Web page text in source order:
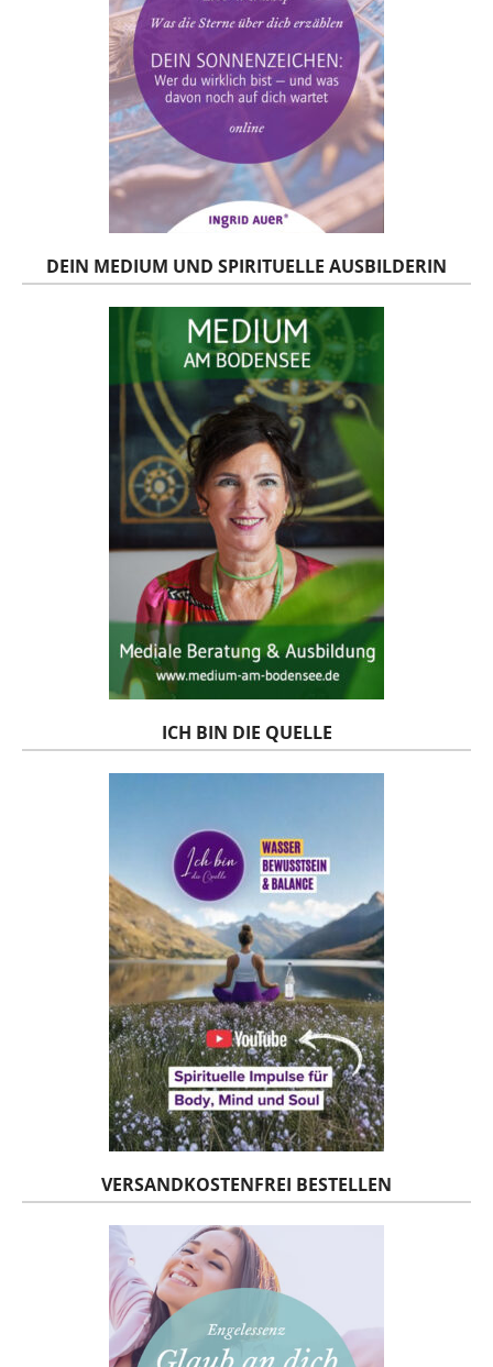
DEIN MEDIUM UND SPIRITUELLE AUSBILDERIN
ICH BIN DIE QUELLE
VERSANDKOSTENFREI BESTELLEN